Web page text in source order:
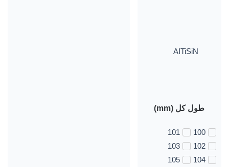
AITiSiN
طول کل (mm)
100
101
102
103
104
105